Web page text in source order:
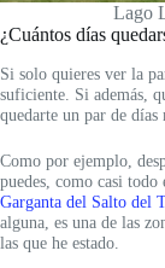
Lago
¿Cuántos días
Si solo quieres ver la
suficiente. Si además,
quedarte un par de días
Como por ejemplo,
puedes, como casi
Garganta del Salto del
alguna, es una de las
las que he estado.